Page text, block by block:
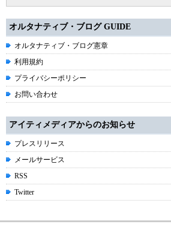
オルタナティブ・ブログ GUIDE
オルタナティブ・ブログ憲章
利用規約
プライバシーポリシー
お問い合わせ
アイティメディアからのお知らせ
プレスリリース
メールサービス
RSS
Twitter